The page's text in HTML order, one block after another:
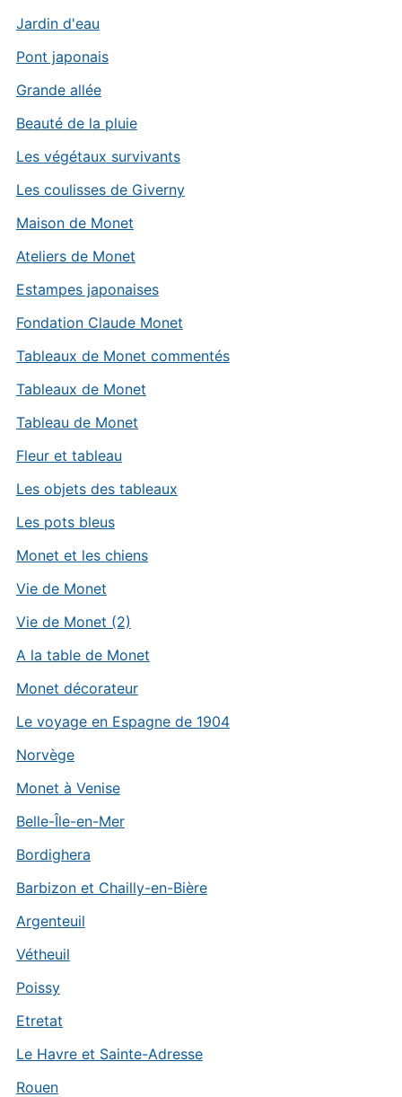
Jardin d'eau
Pont japonais
Grande allée
Beauté de la pluie
Les végétaux survivants
Les coulisses de Giverny
Maison de Monet
Ateliers de Monet
Estampes japonaises
Fondation Claude Monet
Tableaux de Monet commentés
Tableaux de Monet
Tableau de Monet
Fleur et tableau
Les objets des tableaux
Les pots bleus
Monet et les chiens
Vie de Monet
Vie de Monet (2)
A la table de Monet
Monet décorateur
Le voyage en Espagne de 1904
Norvège
Monet à Venise
Belle-Île-en-Mer
Bordighera
Barbizon et Chailly-en-Bière
Argenteuil
Vétheuil
Poissy
Etretat
Le Havre et Sainte-Adresse
Rouen